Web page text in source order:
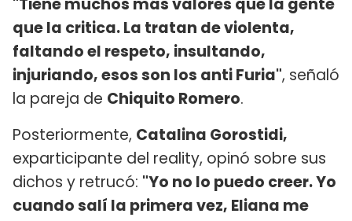
que la critica. La tratan de violenta,
faltando el respeto, insultando,
injuriando, esos son los anti Furia", señaló
la pareja de Chiquito Romero.
Posteriormente, Catalina Gorostidi,
exparticipante del reality, opinó sobre sus
dichos y retrucó: "Yo no lo puedo creer. Yo
cuando salí la primera vez, Eliana me